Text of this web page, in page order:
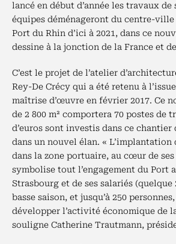
lancé en début d’année les travaux
équipes déménageront du centre-ville
Port du Rhin d’ici à 2021, dans ce
dessine à la jonction de la France et
C’est le projet de l’atelier
Rey-De Crécy qui a été retenu à
maîtrise d’œuvre en février 2017. Ce
de 2 800 m² comportera 70 postes de
d’euros sont investis dans ce chantier
dans un nouvel élan. « L’implantation
dans la zone portuaire, au cœur de
symbolise tout l’engagement du Port
Strasbourg et de ses salariés (quelque
basse saison, et jusqu’à 250
développer l’activité économique de
souligne Catherine Trautmann,